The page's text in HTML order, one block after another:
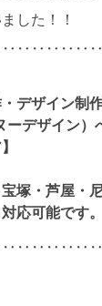
した！！
デザイン制
ーデザイン）
塚・芦屋・
応可能です。